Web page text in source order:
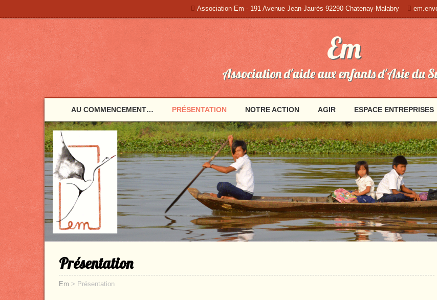
Association Em - 191 Avenue Jean-Jaurès 92290 Chatenay-Malabry
Em
Association d'aide aux enfants d'Asie du
AU COMMENCEMENT… PRÉSENTATION NOTRE ACTION AGIR ESPACE ENTREPRISES
Présentation
Em > Présentation